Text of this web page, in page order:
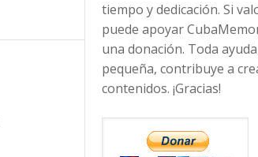
tiempo y dedicación. Si
puede apoyar
una donación. Toda
pequeña, contribuye a
contenidos. ¡Gracias!